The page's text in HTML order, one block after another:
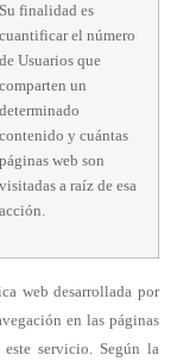
Su finalidad es
cuantificar el número
de Usuarios que
comparten un
determinado
contenido y cuántas
páginas web son
visitadas a raíz de esa
acción.
web desarrollada por
en las páginas
servicio. Según la